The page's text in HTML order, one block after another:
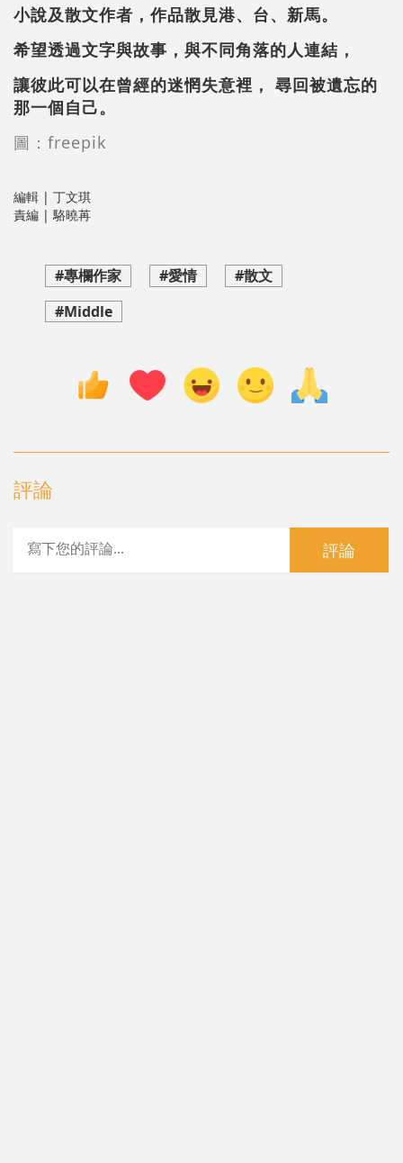
小說及散文作者，作品散見港、台、新馬。
希望透過文字與故事，與不同角落的人連結，
讓彼此可以在曾經的迷惘失意裡， 尋回被遺忘的
那一個自己。
圖：freepik
編輯 | 丁文琪
責編 | 駱曉苒
#專欄作家 #愛情
#散文
#Middle
評論
評論